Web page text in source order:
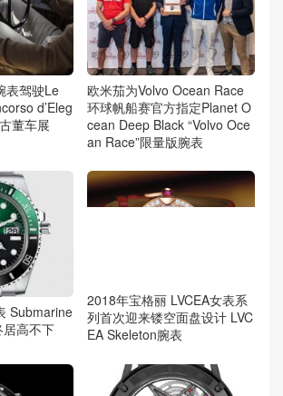
表驾驶Le
d’Eleg
董车展
欧米茄为Volvo Ocean Race
环球帆船赛官方指定Planet O
cean Deep Black “Volvo Oce
an Race”限量版腕表
Submarine
高不下
2018年宝格丽 LVCEA女表系
列首次迎来镂空面盘设计 LVC
EA Skeleton腕表